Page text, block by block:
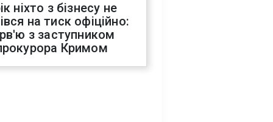
ніхто з бізнесу не
на тиск офіційно:
з заступником
Кримом